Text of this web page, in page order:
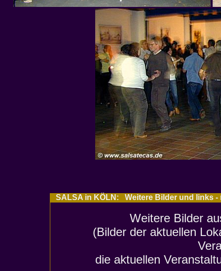
SALSA in KÖLN: Weitere Bilder und links
Weitere Bilder
(Bilder der aktuellen
die aktuellen